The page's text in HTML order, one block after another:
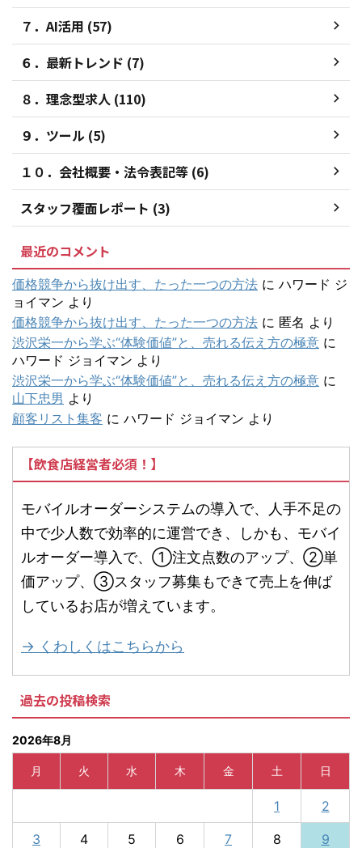
７．AI活用 (57)
６．最新トレンド (7)
８．理念型求人 (110)
９．ツール (5)
１０．会社概要・法令表記等 (6)
スタッフ覆面レポート (3)
最近のコメント
価格競争から抜け出す、たった一つの方法 に ハワード ジ
ョイマン より
価格競争から抜け出す、たった一つの方法 に 匿名 より
渋沢栄一から学ぶ“体験価値”と、売れる伝え方の極意 に
ハワード ジョイマン より
渋沢栄一から学ぶ“体験価値”と、売れる伝え方の極意 に
山下忠男 より
顧客リスト集客 に ハワード ジョイマン より
【飲食店経営者必須！】
モバイルオーダーシステムの導入で、人手不足の
中で少人数で効率的に運営でき、しかも、モバイ
ルオーダー導入で、①注文点数のアップ、②単
価アップ、③スタッフ募集もできて売上を伸ば
しているお店が増えています。
→ くわしくはこちらから
過去の投稿検索
2026年8月
月 火 水 木 金 土 日
1 2
3 4 5 6 7 8 9